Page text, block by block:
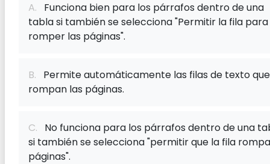
A. Funciona bien para los párrafos dentro de una
tabla si también se selecciona "Permitir la fila para
romper las páginas".
B. Permite automáticamente las filas de texto que
rompan las páginas.
C. No funciona para los párrafos dentro de una
si también se selecciona "permitir que la fila rompa
páginas".